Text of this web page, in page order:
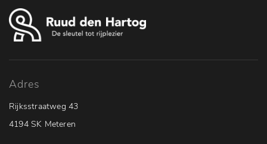
Adres
Rijksstraatweg 43
4194 SK Meteren